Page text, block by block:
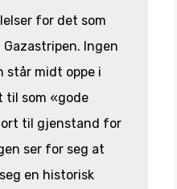
for det som
Ingen
står midt oppe i
til som «gode
til gjenstand for
ser for seg at
en historisk